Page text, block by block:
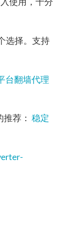
选择。支持
台翻墙代理
荐： 稳定